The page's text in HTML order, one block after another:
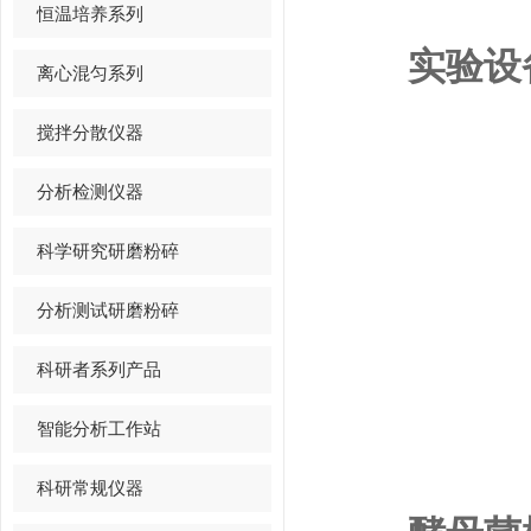
恒温培养系列
离心混匀系列
搅拌分散仪器
分析检测仪器
科学研究研磨粉碎
分析测试研磨粉碎
科研者系列产品
智能分析工作站
科研常规仪器
实验设